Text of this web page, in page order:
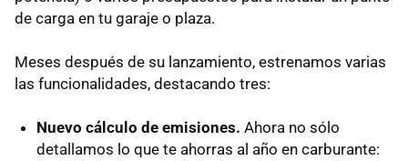
de carga en tu garaje o plaza.
Meses después de su lanzamiento, estrenamos varias
las funcionalidades, destacando tres:
Nuevo cálculo de emisiones. Ahora no sólo
detallamos lo que te ahorras al año en carburante: